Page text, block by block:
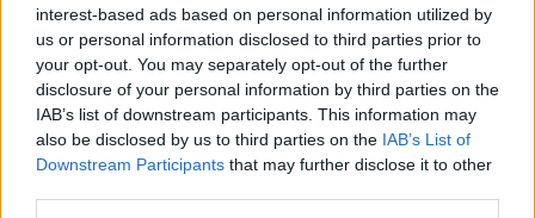
interest-based ads based on personal information utilized by
us or personal information disclosed to third parties prior to
your opt-out. You may separately opt-out of the further
disclosure of your personal information by third parties on the
IAB’s list of downstream participants. This information may
also be disclosed by us to third parties on the IAB’s List of
Downstream Participants that may further disclose it to other